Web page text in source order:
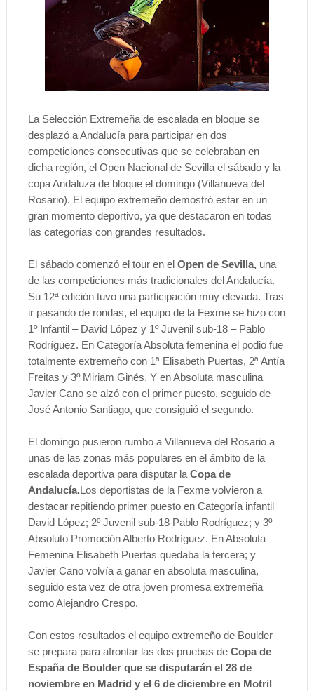
La Selección Extremeña de escalada en bloque se
desplazó a Andalucía para participar en dos
competiciones consecutivas que se celebraban en
dicha región, el Open Nacional de Sevilla el sábado y la
copa Andaluza de bloque el domingo (Villanueva del
Rosario). El equipo extremeño demostró estar en un
gran momento deportivo, ya que destacaron en todas
las categorías con grandes resultados.
El sábado comenzó el tour en el Open de Sevilla, una
de las competiciones más tradicionales del Andalucía.
Su 12ª edición tuvo una participación muy elevada. Tras
ir pasando de rondas, el equipo de la Fexme se hizo con
1º Infantil – David López y 1º Juvenil sub-18 – Pablo
Rodríguez. En Categoría Absoluta femenina el podio fue
totalmente extremeño con 1ª Elisabeth Puertas, 2ª Antía
Freitas y 3º Miriam Ginés. Y en Absoluta masculina
Javier Cano se alzó con el primer puesto, seguido de
José Antonio Santiago, que consiguió el segundo.
El domingo pusieron rumbo a Villanueva del Rosario a
unas de las zonas más populares en el ámbito de la
escalada deportiva para disputar laCopa de
Andalucía.Los deportistas de la Fexme volvieron a
destacar repitiendo primer puesto en Categoría infantil
David López; 2º Juvenil sub-18 Pablo Rodríguez; y 3º
Absoluto Promoción Alberto Rodríguez. En Absoluta
Femenina Elisabeth Puertas quedaba la tercera; y
Javier Cano volvía a ganar en absoluta masculina,
seguido esta vez de otra joven promesa extremeña
como Alejandro Crespo.
Con estos resultados el equipo extremeño de Boulder
se prepara para afrontar las dos pruebas de Copa de
España de Boulder que se disputarán el 28 de
noviembre en Madrid y el 6 de diciembre en Motril